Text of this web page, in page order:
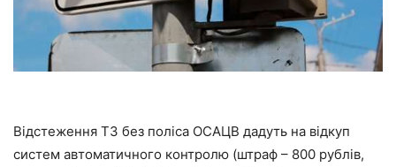
Відстеження ТЗ без поліса ОСАЦВ дадуть на відкуп
систем автоматичного контролю (штраф – 800 рублів,